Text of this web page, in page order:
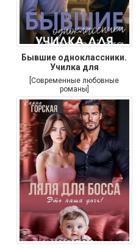
Бывшие одноклассники.
Училка для
[Современные любовные
романы]